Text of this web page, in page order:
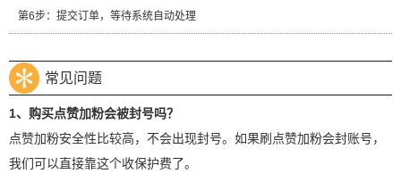
第6步：提交订单，等待系统自动处理
常见问题
1、购买点赞加粉会被封号吗？
点赞加粉安全性比较高，不会出现封号。如果刷点赞加粉会封账号，
我们可以直接靠这个收保护费了。